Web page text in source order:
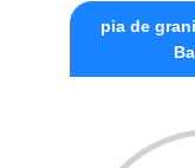
pia de